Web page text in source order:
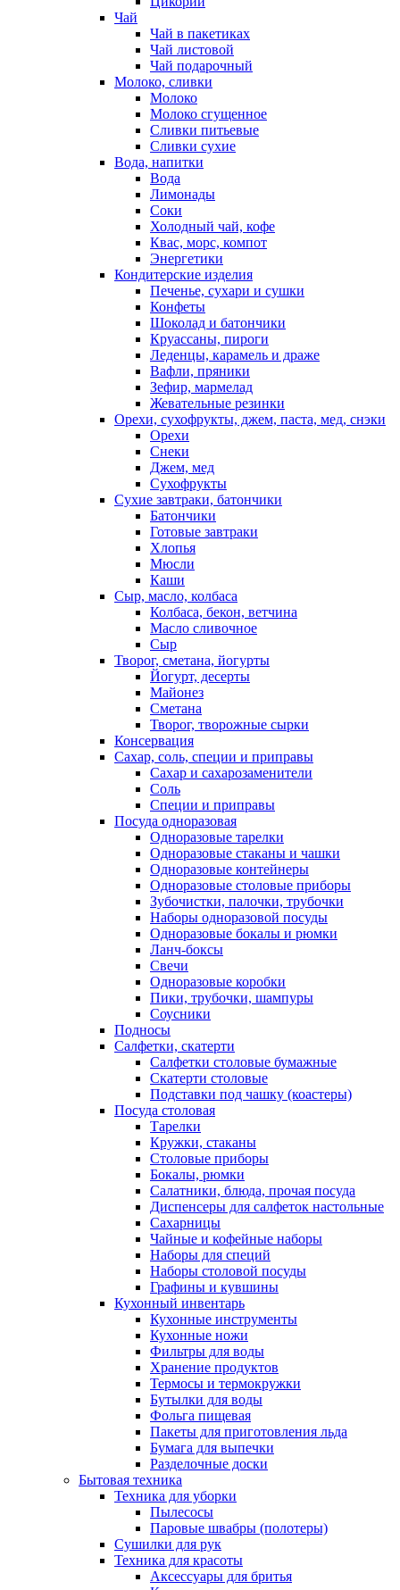
Чай
Чай в пакетиках
Чай листовой
Чай подарочный
Молоко, сливки
Молоко
Молоко сгущенное
Сливки питьевые
Сливки сухие
Вода, напитки
Вода
Лимонады
Соки
Холодный чай, кофе
Квас, морс, компот
Энергетики
Кондитерские изделия
Печенье, сухари и сушки
Конфеты
Шоколад и батончики
Круассаны, пироги
Леденцы, карамель и драже
Вафли, пряники
Зефир, мармелад
Жевательные резинки
Орехи, сухофрукты, джем, паста, мед, снэки
Орехи
Снеки
Джем, мед
Сухофрукты
Сухие завтраки, батончики
Батончики
Готовые завтраки
Хлопья
Мюсли
Каши
Сыр, масло, колбаса
Колбаса, бекон, ветчина
Масло сливочное
Сыр
Творог, сметана, йогурты
Йогурт, десерты
Майонез
Сметана
Творог, творожные сырки
Консервация
Сахар, соль, специи и приправы
Сахар и сахарозаменители
Соль
Специи и приправы
Посуда одноразовая
Одноразовые тарелки
Одноразовые стаканы и чашки
Одноразовые контейнеры
Одноразовые столовые приборы
Зубочистки, палочки, трубочки
Наборы одноразовой посуды
Одноразовые бокалы и рюмки
Ланч-боксы
Свечи
Одноразовые коробки
Пики, трубочки, шампуры
Соусники
Подносы
Салфетки, скатерти
Салфетки столовые бумажные
Скатерти столовые
Подставки под чашку (коастеры)
Посуда столовая
Тарелки
Кружки, стаканы
Столовые приборы
Бокалы, рюмки
Салатники, блюда, прочая посуда
Диспенсеры для салфеток настольные
Сахарницы
Чайные и кофейные наборы
Наборы для специй
Наборы столовой посуды
Графины и кувшины
Кухонный инвентарь
Кухонные инструменты
Кухонные ножи
Фильтры для воды
Хранение продуктов
Термосы и термокружки
Бутылки для воды
Фольга пищевая
Пакеты для приготовления льда
Бумага для выпечки
Разделочные доски
Бытовая техника
Техника для уборки
Пылесосы
Паровые швабры (полотеры)
Сушилки для рук
Техника для красоты
Аксессуары для бритья